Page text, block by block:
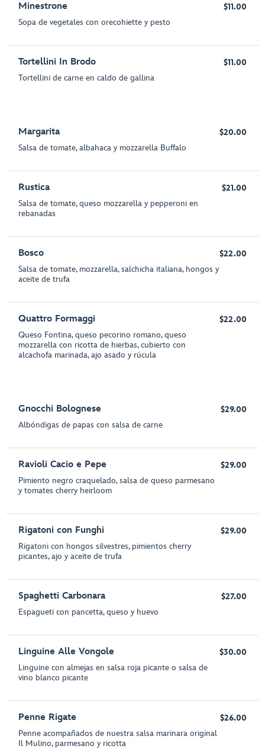
Minestrone
Sopa de vegetales con orecohiette y pesto
$11.00
Tortellini In Brodo
Tortellini de carne en caldo de gallina
$11.00
Margarita
Salsa de tomate, albahaca y mozzarella Buffalo
$20.00
Rustica
Salsa de tomate, queso mozzarella y pepperoni en
rebanadas
$21.00
Bosco
Salsa de tomate, mozzarella, salchicha italiana, hongos y
aceite de trufa
$22.00
Quattro Formaggi
Queso Fontina, queso pecorino romano, queso
mozzarella con ricotta de hierbas, cubierto con
alcachofa marinada, ajo asado y rúcula
$22.00
Gnocchi Bolognese
Albóndigas de papas con salsa de carne
$29.00
Ravioli Cacio e Pepe
Pimiento negro craquelado, salsa de queso parmesano
y tomates cherry heirloom
$29.00
Rigatoni con Funghi
Rigatoni con hongos silvestres, pimientos cherry
picantes, ajo y aceite de trufa
$29.00
Spaghetti Carbonara
Espagueti con pancetta, queso y huevo
$27.00
Linguine Alle Vongole
Linguine con almejas en salsa roja picante o salsa de
vino blanco picante
$30.00
Penne Rigate
Penne acompañados de nuestra salsa marinara original
Il Mulino, parmesano y ricotta
$26.00